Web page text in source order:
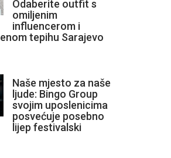
Odaberite outfit s
omiljenim
influencerom i
tepihu Sarajevo
Naše mjesto za naše
ljude: Bingo Group
svojim uposlenicima
posvećuje posebno
lijep festivalski